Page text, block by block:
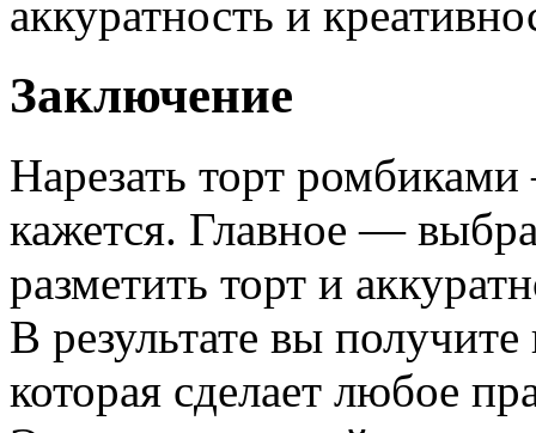
аккуратность и
Заключение
Нарезать торт
кажется. Главное —
разметить торт и
В результате вы
которая сделает любое